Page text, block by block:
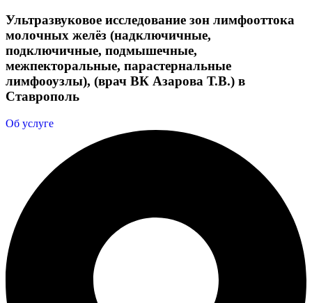
Ультразвуковое исследование зон лимфооттока
молочных желёз (надключичные,
подключичные, подмышечные,
межпекторальные, парастернальные
лимфооузлы), (врач ВК Азарова Т.В.) в
Ставрополь
Об услуге